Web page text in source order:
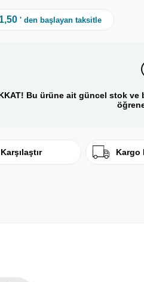
' den başlayan taksitle
Bu ürüne ait güncel stok ve
Karşılaştır Kargo